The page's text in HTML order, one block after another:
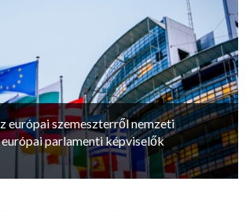
európai szemeszterről nemzeti
parlamenti képviselők